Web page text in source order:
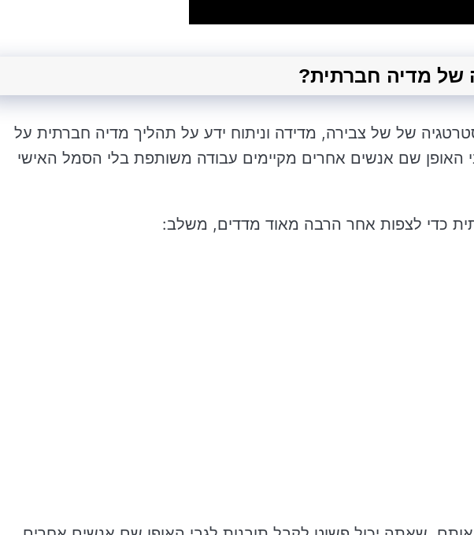
של של צבירה, מדידה וניתוח ידע על תהליך מדיה חברתית על
האופן שם אנשים אחרים מקיימים עבודה משותפת בלי הסמל האישי
כדי לצפות אחר הרבה מאוד מדדים, משלב: